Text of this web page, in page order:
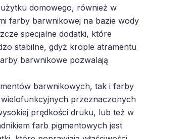
domowego, również w
farby barwnikowej na bazie wody
specjalne dodatki, które
stabilne, gdyż krople atramentu
barwnikowe pozwalają
barwnikowych, tak i farby
przeznaczonych
prędkości druku, lub też w
farb pigmentowych jest